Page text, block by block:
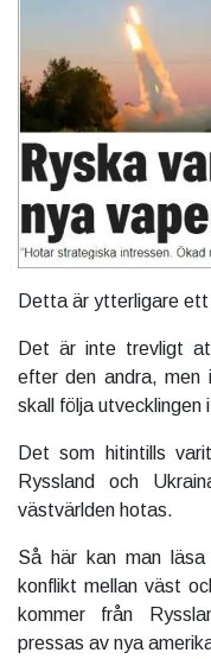
Detta är ytterligare
Det är inte trevligt
efter den andra, men
skall följa utvecklingen
Det som hitintills
Ryssland och
västvärlden hotas.
Så här kan man
konflikt mellan väst
kommer från
pressas av nya